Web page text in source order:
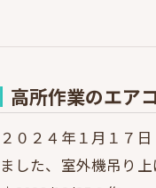
高所作業のエア
２０２４年１月１７
ました、室外機吊り